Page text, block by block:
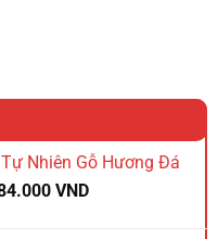
Nhiên Gỗ Hương Đá
VNDGiá